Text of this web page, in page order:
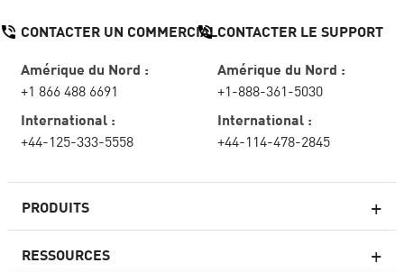
PRODUITS
RESSOURCES
CONTACTER UN COMMERCIAL
Amérique du Nord :
+1 866 488 6691
International :
+44-125-333-5558
CONTACTER LE SUPPORT
Amérique du Nord :
+1-888-361-5030
International :
+44-114-478-2845